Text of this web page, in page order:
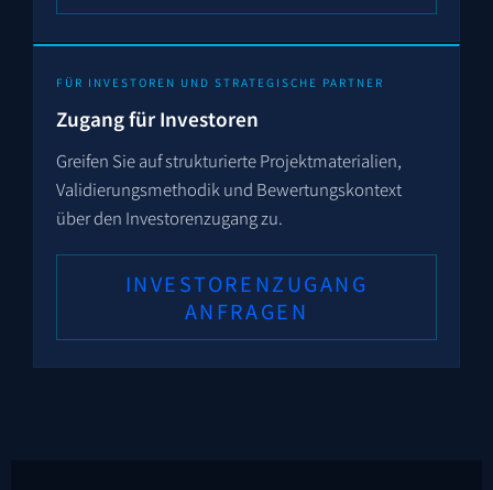
FÜR INVESTOREN UND STRATEGISCHE PARTNER
Zugang für Investoren
Greifen Sie auf strukturierte Projekt­materialien,
Validierungs­methodik und Bewertungs­kontext
über den Investorenzugang zu.
INVESTORENZUGANG
ANFRAGEN